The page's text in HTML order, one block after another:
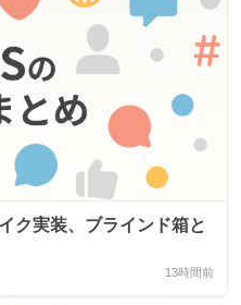
ク実装、ブラインド箱と
13時間前